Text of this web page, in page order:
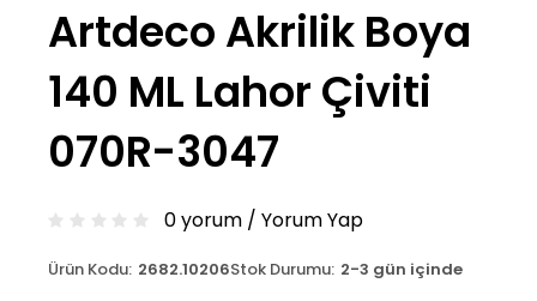
Artdeco Akrilik Boya
140 ML Lahor Çiviti
070R-3047
0 yorum/ Yorum Yap
Ürün Kodu: 2682.10206Stok Durumu: 2-3 gün içinde